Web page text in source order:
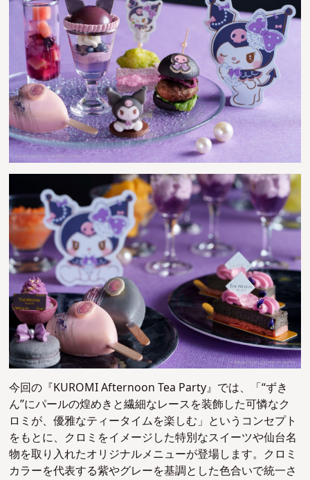
今回の『KUROMI Afternoon Tea Party』では、「“ずき
ん”にパールの煌めきと繊細なレースを装飾した可憐なク
ロミが、優雅なティータイムを楽しむ」というコンセプト
をもとに、クロミをイメージした特別なスイーツや仙台名
物を取り入れたオリジナルメニューが登場します。クロミ
カラーを代表する紫やグレーを基調とした色合いで統一さ